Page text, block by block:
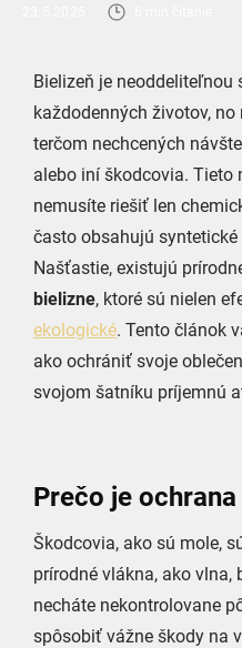
Bielizeň je neoddeliteľnou
každodenných životov,
terčom nechcených
alebo iní škodcovia. Tieto
nemusíte riešiť len
často obsahujú
Našťastie, existujú
bielizne, ktoré sú nielen
ekologické. Tento článok
ako ochrániť svoje
svojom šatníku príjemnú
Prečo je
Škodcovia, ako sú mole,
prírodné vlákna, ako vlna,
necháte nekontrolovane
spôsobiť vážne škody na